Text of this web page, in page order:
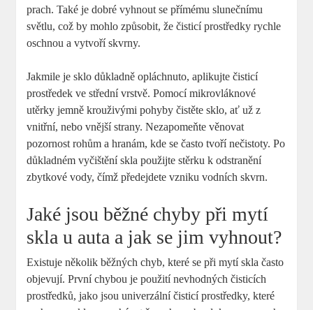
prach. Také je dobré vyhnout se přímému slunečnímu
světlu, což by mohlo způsobit, že čisticí prostředky rychle
oschnou a vytvoří skvrny.
Jakmile je sklo důkladně opláchnuto, aplikujte čisticí
prostředek ve střední vrstvě. Pomocí mikrovláknové
utěrky jemně krouživými pohyby čistěte sklo, ať už z
vnitřní, nebo vnější strany. Nezapomeňte věnovat
pozornost rohům a hranám, kde se často tvoří nečistoty. Po
důkladném vyčištění skla použijte stěrku k odstranění
zbytkové vody, čímž předejdete vzniku vodních skvrn.
Jaké jsou běžné chyby při mytí
skla u auta a jak se jim vyhnout?
Existuje několik běžných chyb, které se při mytí skla často
objevují. První chybou je použití nevhodných čisticích
prostředků, jako jsou univerzální čisticí prostředky, které